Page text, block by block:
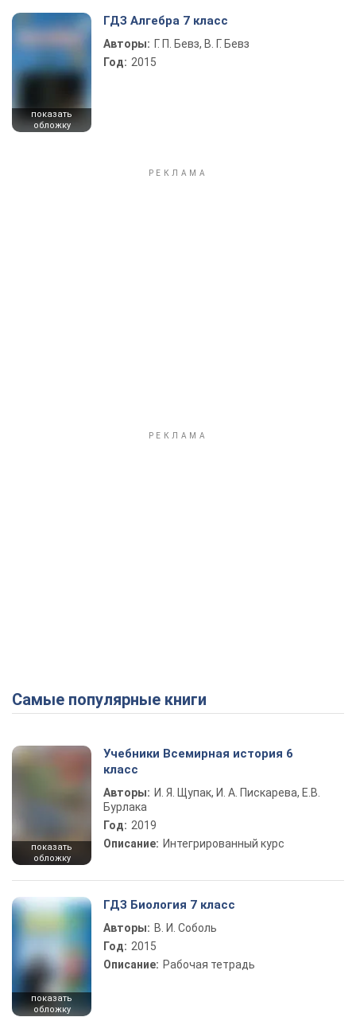
показать
обложку
ГДЗ Алгебра 7 класс
Авторы: Г. П. Бевз, В. Г. Бевз
Год: 2015
Самые популярные книги
показать
обложку
Учебники Всемирная история 6
класс
Авторы: И. Я. Щупак, И. А. Пискарева, Е.В.
Бурлака
Год: 2019
Описание: Интегрированный курс
показать
обложку
ГДЗ Биология 7 класс
Авторы: В. И. Соболь
Год: 2015
Описание: Рабочая тетрадь